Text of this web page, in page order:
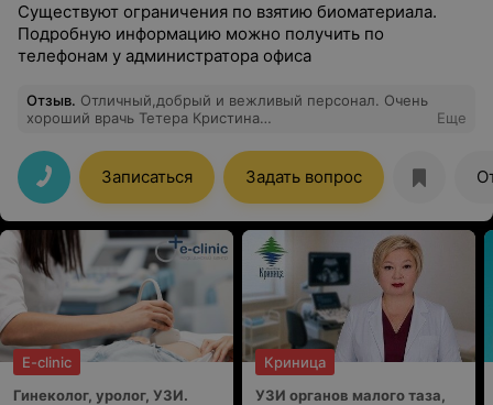
Существуют ограничения по взятию биоматериала.
Подробную информацию можно получить по
телефонам у администратора офиса
Отзыв. Отличный,добрый и вежливый персонал. Очень
хороший врачь Тетера Кристина
желез,хорошо и тщательно все проверила.Вежливо
отвечала на вопросы.Рекомендую!
Еще
Записаться Задать вопрос
E-clinic
Гинеколог, уролог, УЗИ.
Криница
УЗИ органов малого таза,